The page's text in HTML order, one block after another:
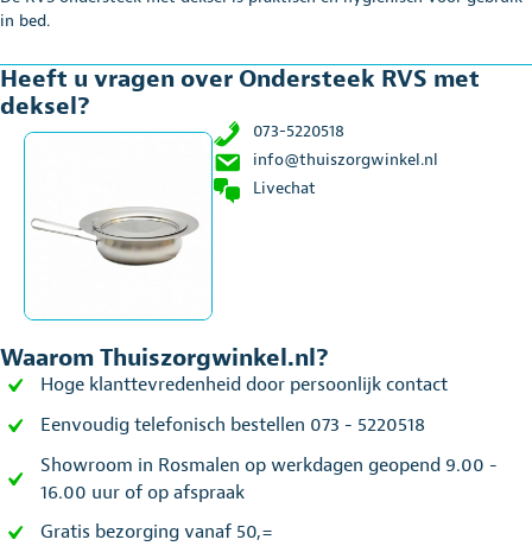
in bed.
Heeft u vragen over Ondersteek RVS met
deksel?
073-5220518
info@thuiszorgwinkel.nl
Livechat
Waarom Thuiszorgwinkel.nl?
Hoge klanttevredenheid door persoonlijk contact
Eenvoudig telefonisch bestellen 073 - 5220518
Showroom in Rosmalen op werkdagen geopend 9.00 -
16.00 uur of op afspraak
Gratis bezorging vanaf 50,=